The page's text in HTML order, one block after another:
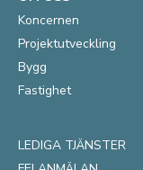
Koncernen
Projektutveckling
Bygg
Fastighet
LEDIGA TJÄNSTER